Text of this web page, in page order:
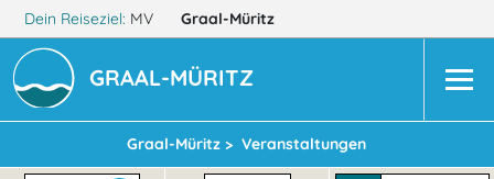
Dein Reiseziel: MV Graal-Müritz
GRAAL-MÜRITZ
Graal-Müritz > Veranstaltungen